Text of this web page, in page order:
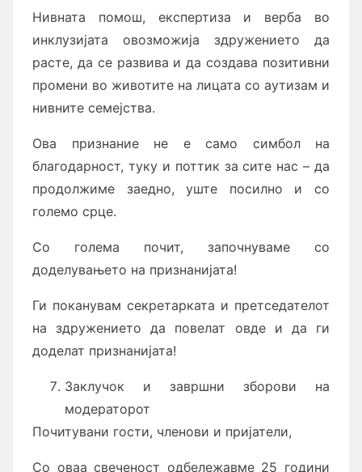
Нивната помош, експертиза и верба во
инклузијата овозможија здружението да
расте, да се развива и да создава позитивни
промени во животите на лицата со аутизам и
нивните семејства.
Ова признание не е само симбол на
благодарност, туку и поттик за сите нас – да
продолжиме заедно, уште посилно и со
големо срце.
Со голема почит, започнуваме со
доделувањето на признанијата!
Ги поканувам секретарката и претседателот
на здружението да повелат овде и да ги
доделат признанијата!
Заклучок и завршни зборови на
модераторот
Почитувани гости, членови и пријатели,
Со оваа свеченост одбележавме 25 години